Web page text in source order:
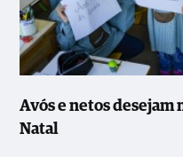
Avós e netos desejam
Natal